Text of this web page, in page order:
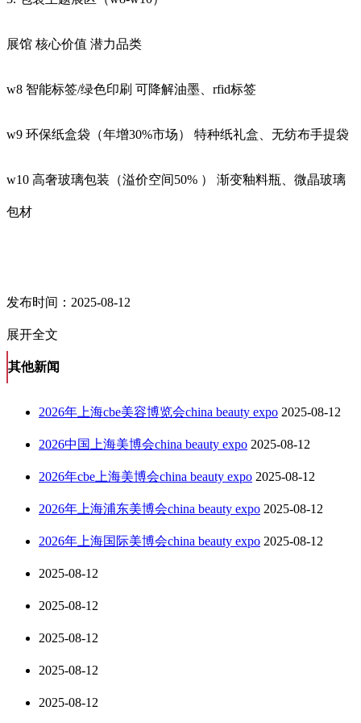
展馆 核心价值 潜力品类
w8 智能标签/绿色印刷 可降解油墨、rfid标签
w9 环保纸盒袋（年增30%市场） 特种纸礼盒、无纺布手提袋
w10 高奢玻璃包装（溢价空间50% ） 渐变釉料瓶、微晶玻璃
包材
发布时间：2025-08-12
展开全文
其他新闻
2026年上海cbe美容博览会china beauty expo 2025-08-12
2026中国上海美博会china beauty expo 2025-08-12
2026年cbe上海美博会china beauty expo 2025-08-12
2026年上海浦东美博会china beauty expo 2025-08-12
2026年上海国际美博会china beauty expo 2025-08-12
2025-08-12
2025-08-12
2025-08-12
2025-08-12
2025-08-12